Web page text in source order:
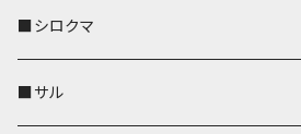
その他
財布
靴下・ミニタオル
財布
その他
財布
靴下・ミニタオル
ペットボトルホルダー
ペンホルダー
AppleWatchバンド
財布
名刺入れ・カードケース
AppleWatchバンド
IDカードケース
ペットボトルホルダー
AppleWatchバンド
メガネケース
リール付きストラップ
リールのみ
ペットボトルホルダー
名刺入れ
財布
■シロクマ
■サル